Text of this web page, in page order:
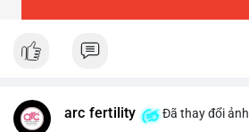
arc fertility Đã thay đổi